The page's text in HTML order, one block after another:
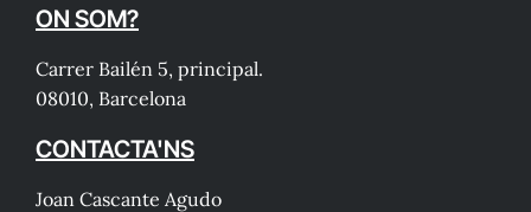
ON SOM?
Carrer Bailén 5, principal.
08010, Barcelona
CONTACTA'NS
Joan Cascante Agudo